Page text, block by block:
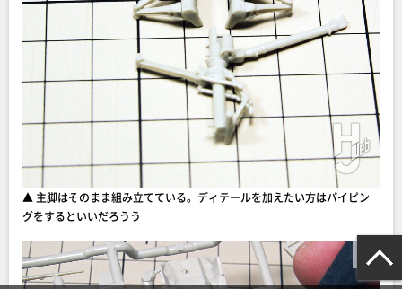
▲ 主脚はそのまま組み立てている。ディテールを加えたい方はパイピン
グをするといいだろうう